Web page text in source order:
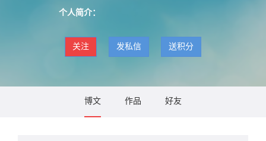
个人简介：
关注 发私信 送积分
博文 作品 好友